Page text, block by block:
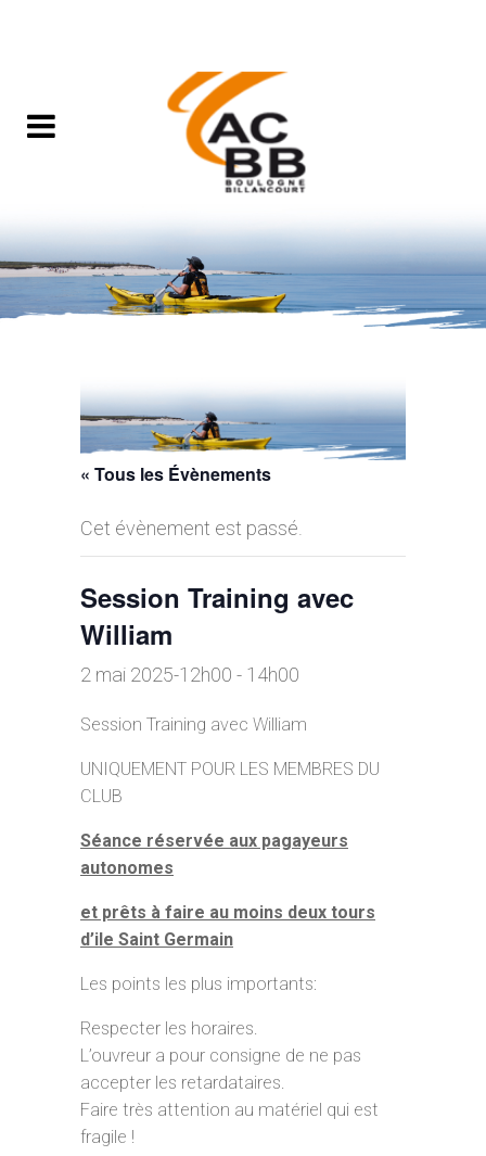
« Tous les Évènements
Cet évènement est passé.
Session Training avec
William
2 mai 2025-12h00 - 14h00
Session Training avec William
UNIQUEMENT POUR LES MEMBRES DU
CLUB
Séance réservée aux pagayeurs
autonomes
et prêts à faire au moins deux tours
d’ile Saint Germain
Les points les plus importants:
Respecter les horaires.
L’ouvreur a pour consigne de ne pas
accepter les retardataires.
Faire très attention au matériel qui est
fragile !